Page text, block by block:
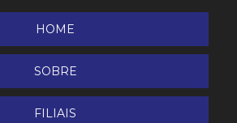
HOME
SOBRE
FILIAIS